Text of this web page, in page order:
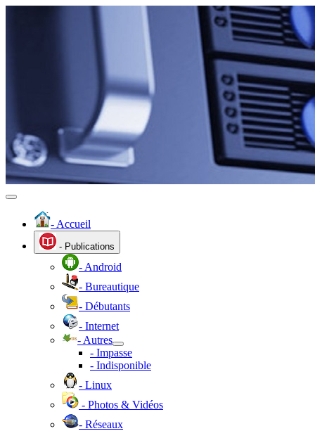
- Accueil
- Publications
- Android
- Bureautique
- Débutants
- Internet
- Autres
- Impasse
- Indisponible
- Linux
- Photos & Vidéos
- Réseaux